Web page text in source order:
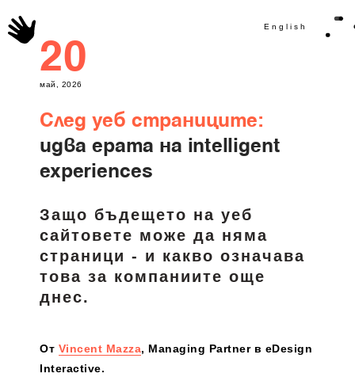
English
20
май, 2026
След уеб страниците:
идва ерата на intelligent
experiences
Защо бъдещето на уеб
сайтовете може да няма
страници - и какво означава
това за компаниите още
днес.
От Vincent Mazza, Managing Partner в eDesign
Interactive.